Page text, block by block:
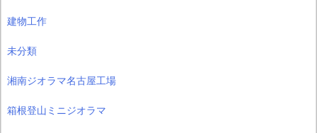
建物工作
未分類
湘南ジオラマ名古屋工場
箱根登山ミニジオラマ